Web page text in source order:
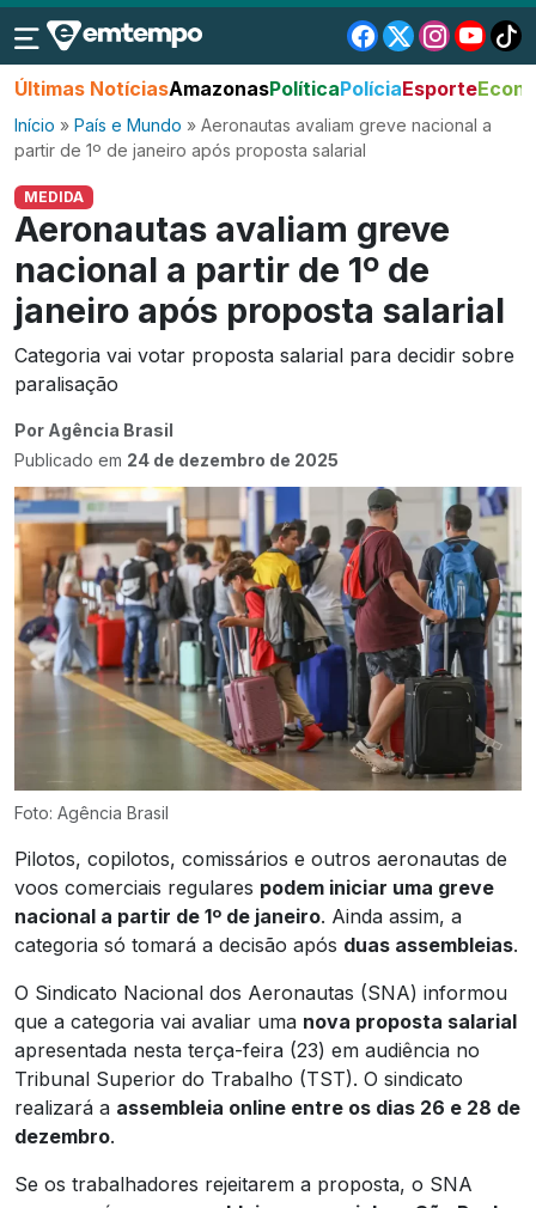
Últimas NotíciasAmazonasPolíticaPolíciaEsporte
Início » País e Mundo » Aeronautas avaliam greve nacional a
partir de 1º de janeiro após proposta salarial
MEDIDA
Aeronautas avaliam greve
nacional a partir de 1º de
janeiro após proposta salarial
Categoria vai votar proposta salarial para decidir sobre
paralisação
Por Agência Brasil
Publicado em 24 de dezembro de 2025
Foto: Agência Brasil
Pilotos, copilotos, comissários e outros aeronautas de
voos comerciais regulares podem iniciar uma greve
nacional a partir de 1º de janeiro. Ainda assim, a
categoria só tomará a decisão após duas assembleias.
O Sindicato Nacional dos Aeronautas (SNA) informou
que a categoria vai avaliar uma nova proposta salarial
apresentada nesta terça-feira (23) em audiência no
Tribunal Superior do Trabalho (TST). O sindicato
realizará a assembleia online entre os dias 26 e 28 de
dezembro.
Se os trabalhadores rejeitarem a proposta, o SNA